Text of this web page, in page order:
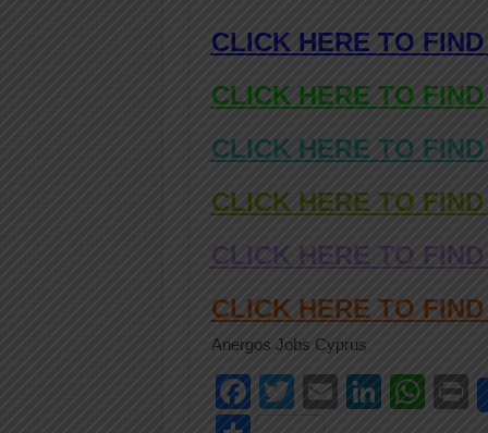
CLICK HERE TO
CLICK HERE TO
CLICK HERE TO
CLICK HERE TO
CLICK HERE TO
CLICK HERE TO
Anergos Jobs Cyprus
F
T
E
Li
W